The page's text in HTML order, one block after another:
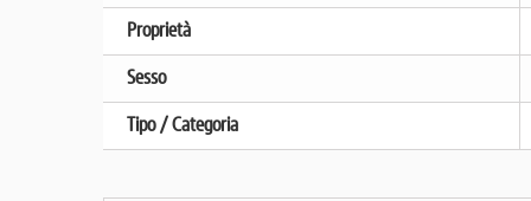
Proprietà
Sesso
Tipo / Categoria